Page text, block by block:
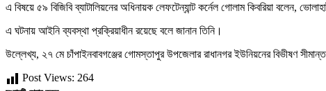
এ বিষয়ে ৫৯ বিজিবি ব্যাটালিয়নের অধিনায়ক লেফটেন্যান্ট কর্নেল গোলাম কিবরিয়া বলেন,
এ ঘটনায় আইনি ব্যবস্থা প্রক্রিয়াধীন রয়েছে বলে জানান তিনি।
উল্লেখ্য, ২৭ মে চাঁপাইনবাবগঞ্জের গোমস্তাপুর উপজেলার রাধানগর ইউনিয়নের বিভীষণ
Post Views: 264